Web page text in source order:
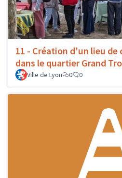
11 - Création d'un lieu
dans le quartier Grand
Ville de Lyon 0 0